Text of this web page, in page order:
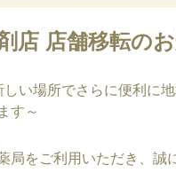
店 店舗移転の
しい場所でさらに便利に
す～
局をご利用いただき、誠